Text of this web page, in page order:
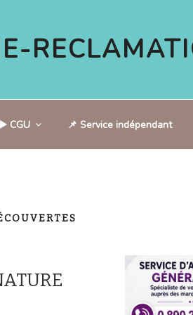
▶️ CGU 📌 Service indépendant